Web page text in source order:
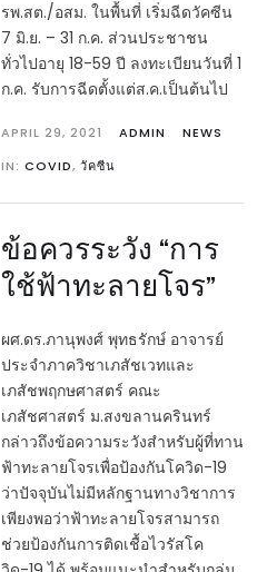
รพ.สต./อสม. ในพื้นที่ เริ่มฉีดวัคซีน
7 มิ.ย. – 31 ก.ค. ส่วนประชาชน
ทั่วไปอายุ 18-59 ปี ลงทะเบียนวันที่ 1
ก.ค. รับการฉีดตั้งแต่ส.ค.เป็นต้นไป
APRIL 29, 2021 ADMIN
NEWS
IN: COVID, วัคซีน
ข้อควรระวัง “การ
ใช้ฟ้าทะลายโจร”
ผศ.ดร.ภานุพงศ์ พุทธรักษ์ อาจารย์
ประจำภาควิชาเภสัชเวทและ
เภสัชพฤกษศาสตร์ คณะ
เภสัชศาสตร์ ม.สงขลานครินทร์
กล่าวถึงข้อความระวังสำหรับผู้ที่ทาน
ฟ้าทะลายโจรเพื่อป้องกันโควิด-19
ว่าปัจจุบันไม่มีหลักฐานทางวิชาการ
เพียงพอว่าฟ้าทะลายโจรสามารถ
ช่วยป้องกันการติดเชื้อไวรัสโค